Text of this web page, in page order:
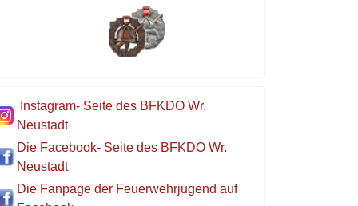
Instagram- Seite des BFKDO Wr.
Neustadt
Die Facebook- Seite des BFKDO Wr.
Neustadt
Die Fanpage der Feuerwehrjugend auf